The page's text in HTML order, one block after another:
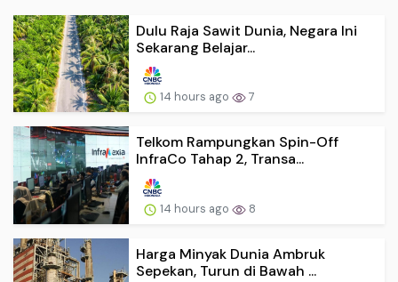
Dulu Raja Sawit Dunia, Negara Ini
Sekarang Belajar...
14 hours ago 7
Telkom Rampungkan Spin-Off
InfraCo Tahap 2, Transa...
14 hours ago 8
Harga Minyak Dunia Ambruk
Sepekan, Turun di Bawah ...